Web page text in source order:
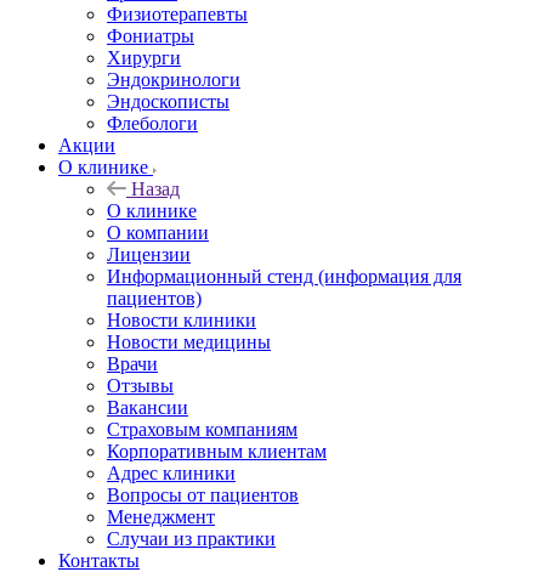
Физиотерапевты
Фониатры
Хирурги
Эндокринологи
Эндоскописты
Флебологи
Акции
О клинике
Назад
О клинике
О компании
Лицензии
Информационный стенд (информация для
пациентов)
Новости клиники
Новости медицины
Врачи
Отзывы
Вакансии
Страховым компаниям
Корпоративным клиентам
Адрес клиники
Вопросы от пациентов
Менеджмент
Случаи из практики
Контакты